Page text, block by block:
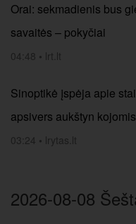
Orai: sekmadienis bus
savaitės – pokyčiai
04:48 • lrt.lt
Sinoptikė įspėja apie
apsivers aukštyn kojomis
03:24 • lrytas.lt
2026-08-08